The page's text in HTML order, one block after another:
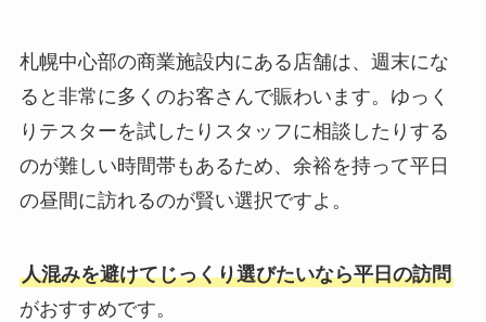
札幌中心部の商業施設内にある店舗は、週末にな
ると非常に多くのお客さんで賑わいます。ゆっく
りテスターを試したりスタッフに相談したりする
のが難しい時間帯もあるため、余裕を持って平日
の昼間に訪れるのが賢い選択ですよ。
人混みを避けてじっくり選びたいなら平日の訪問
がおすすめです。